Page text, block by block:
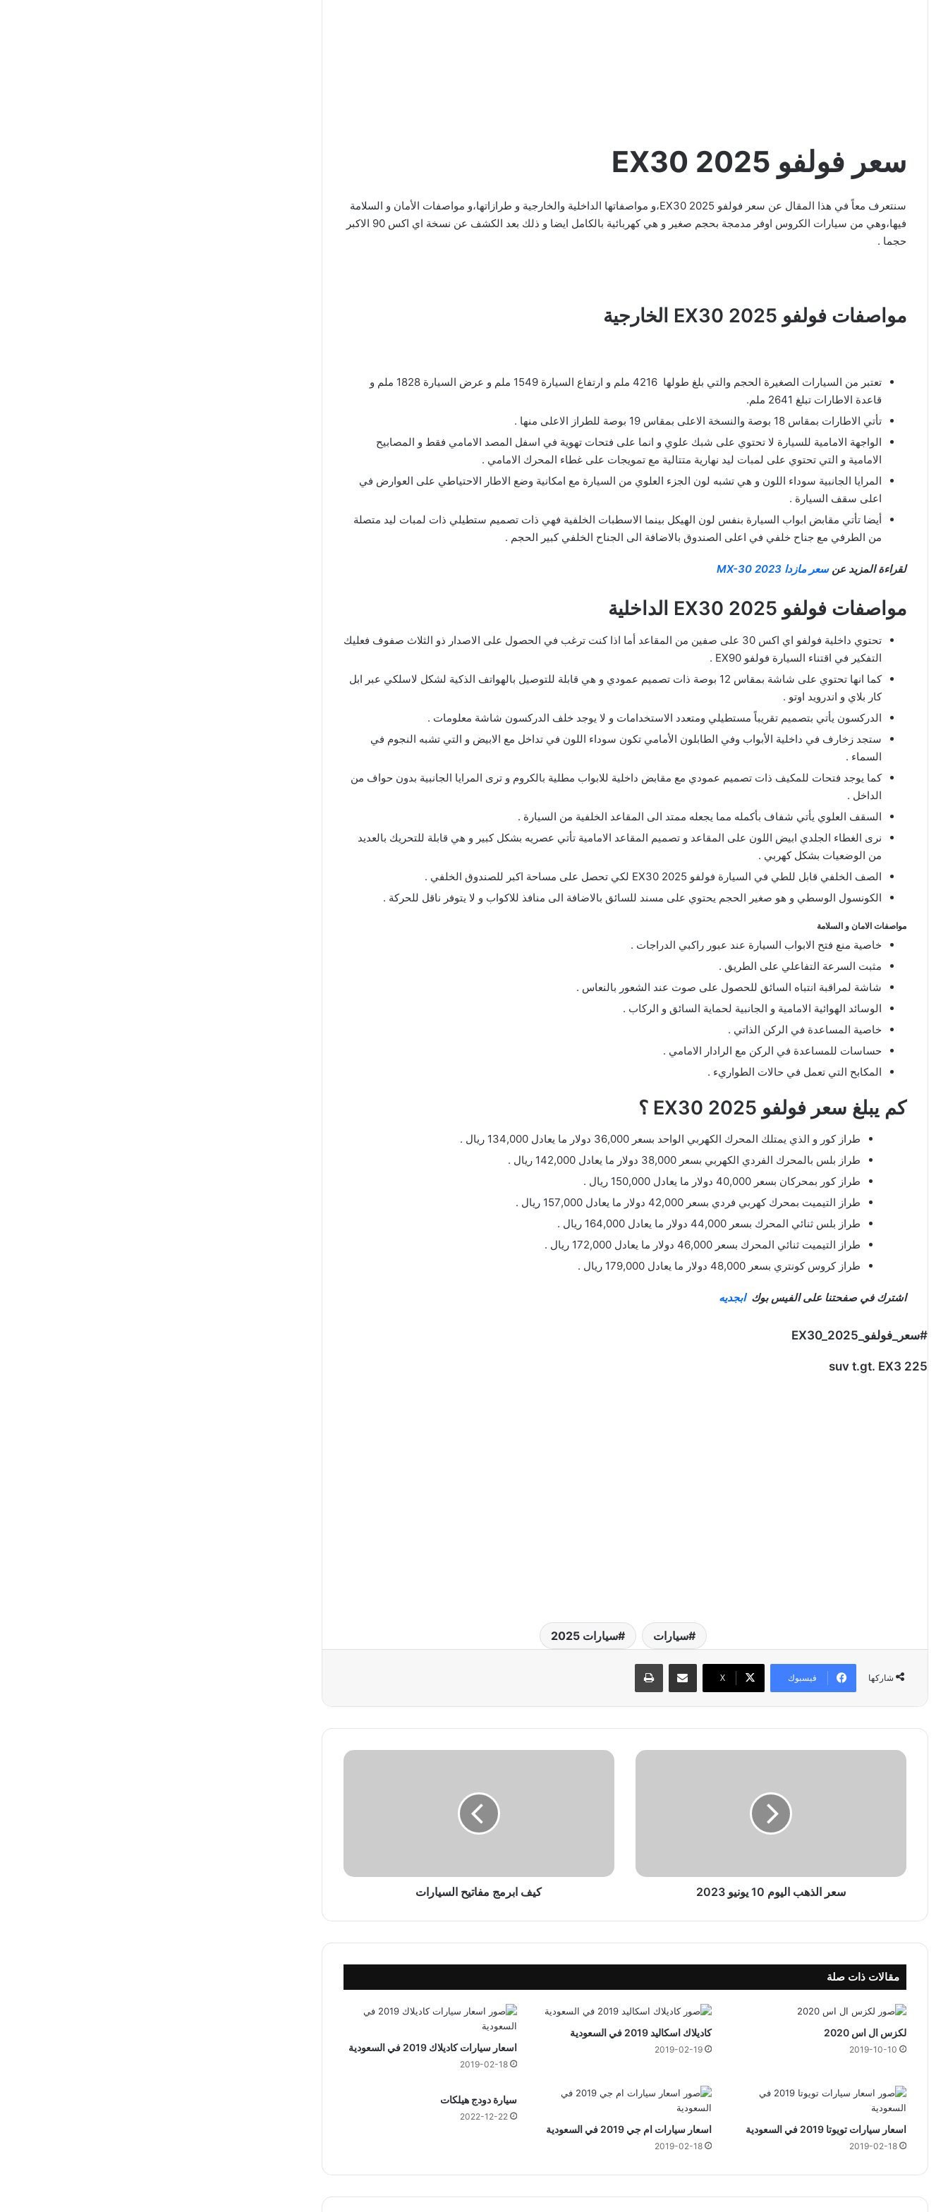
سعر فولفو EX30 2025
سنتعرف معاً في هذا المقال عن سعر فولفو EX30 2025،و مواصفاتها الداخلية والخارجية و طرازاتها،و مواصفات الأمان و السلامة
فيها،وهي من سيارات الكروس اوفر مدمجة بحجم صغير و هي كهربائية بالكامل ايضا و ذلك بعد الكشف عن نسخة اي اكس 90 الاكبر
حجما .
مواصفات فولفو EX30 2025 الخارجية
تعتبر من السيارات الصغيرة الحجم والتي بلغ طولها 4216 ملم و ارتفاع السيارة 1549 ملم و عرض السيارة 1828 ملم و
قاعدة الاطارات تبلغ 2641 ملم.
تأتي الاطارات بمقاس 18 بوصة والنسخة الاعلى بمقاس 19 بوصة للطراز الاعلى منها .
الواجهة الامامية للسيارة لا تحتوي على شبك علوي و انما على فتحات تهوية في اسفل المصد الامامي فقط و المصابيح
الامامية و التي تحتوي على لمبات ليد نهارية متتالية مع تمويجات على غطاء المحرك الامامي .
المرايا الجانبية سوداء اللون و هي تشبه لون الجزء العلوي من السيارة مع امكانية وضع الاطار الاحتياطي على العوارض في
اعلى سقف السيارة .
أيضا تأتي مقابض ابواب السيارة بنفس لون الهيكل بينما الاسطبات الخلفية فهي ذات تصميم ستطيلي ذات لمبات ليد متصلة
من الطرفي مع جناح خلفي في اعلى الصندوق بالاضافة الى الجناح الخلفي كبير الحجم .
لقراءة المزيد عنسعر مازدا MX-30 2023
مواصفات فولفو EX30 2025 الداخلية
تحتوي داخلية فولفو اي اكس 30 على صفين من المقاعد أما اذا كنت ترغب في الحصول على الاصدار ذو الثلاث صفوف فعليك
التفكير في اقتناء السيارة فولفو EX90 .
كما انها تحتوي على شاشة بمقاس 12 بوصة ذات تصميم عمودي و هي قابلة للتوصيل بالهواتف الذكية لشكل لاسلكي عبر ابل
كار بلاي و اندرويد اوتو .
الدركسون يأتي بتصميم تقريباً مستطيلي ومتعدد الاستخدامات و لا يوجد خلف الدركسون شاشة معلومات .
ستجد زخارف في داخلية الأبواب وفي الطابلون الأمامي تكون سوداء اللون في تداخل مع الابيض و التي تشبه النجوم في
السماء .
كما يوجد فتحات للمكيف ذات تصميم عمودي مع مقابض داخلية للابواب مطلية بالكروم و ترى المرايا الجانبية بدون حواف من
الداخل .
السقف العلوي يأتي شفاف بأكمله مما يجعله ممتد الى المقاعد الخلفية من السيارة .
نرى الغطاء الجلدي ابيض اللون على المقاعد و تصميم المقاعد الامامية تأتي عصريه بشكل كبير و هي قابلة للتحريك بالعديد
من الوضعيات بشكل كهربي .
الصف الخلفي قابل للطي في السيارة فولفو EX30 2025 لكي تحصل على مساحة اكبر للصندوق الخلفي .
الكونسول الوسطي و هو صغير الحجم يحتوي على مسند للسائق بالاضافة الى منافذ للاكواب و لا يتوفر ناقل للحركة .
مواصفات الامان و السلامة
خاصية منع فتح الابواب السيارة عند عبور راكبي الدراجات .
مثبت السرعة التفاعلي على الطريق .
شاشة لمراقبة انتباه السائق للحصول على صوت عند الشعور بالنعاس .
الوسائد الهوائية الامامية و الجانبية لحماية السائق و الركاب .
خاصية المساعدة في الركن الذاتي .
حساسات للمساعدة في الركن مع الرادار الامامي .
المكابح التي تعمل في حالات الطواريء .
كم يبلغ سعر فولفو EX30 2025 ؟
طراز كور و الذي يمتلك المحرك الكهربي الواحد بسعر 36,000 دولار ما يعادل 134,000 ريال .
طراز بلس بالمحرك الفردي الكهربي بسعر 38,000 دولار ما يعادل 142,000 ريال .
طراز كور بمحركان بسعر 40,000 دولار ما يعادل 150,000 ريال .
طراز التيميت بمحرك كهربي فردي بسعر 42,000 دولار ما يعادل 157,000 ريال .
طراز بلس ثنائي المحرك بسعر 44,000 دولار ما يعادل 164,000 ريال .
طراز التيميت ثنائي المحرك بسعر 46,000 دولار ما يعادل 172,000 ريال .
طراز كروس كونتري بسعر 48,000 دولار ما يعادل 179,000 ريال .
اشترك في صفحتنا على الفيس بوك ابجديه
#سعر_فولفو_EX30_2025
suv t.gt. EX3 225
سيارات سيارات 2025
شاركها فيسبوك ‫X
س
ا
و
0
ن
و
2
3
سعر الذهب اليوم 10 يونيو 2023
ك
م
ت
ا
ي
ر
كيف ابرمج مفاتيح السيارات
مقالات ذات صلة
لكزس ال اس 2020
2019-10-10
كاديلاك اسكاليد 2019 في السعودية
2019-02-19 اسعار سيارات كاديلاك 2019 في السعودية
2019-02-18
اسعار سيارات تويوتا 2019 في السعودية
2019-02-18
اسعار سيارات ام جي 2019 في السعودية
2019-02-18
سيارة دودج هيلكات
2022-12-22